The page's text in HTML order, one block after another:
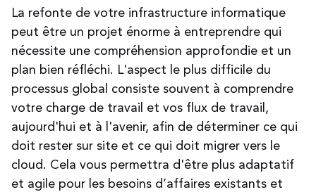
La refonte de votre infrastructure informatique
peut être un projet énorme à entreprendre qui
nécessite une compréhension approfondie et un
plan bien réfléchi. L'aspect le plus difficile du
processus global consiste souvent à comprendre
votre charge de travail et vos flux de travail,
aujourd'hui et à l'avenir, afin de déterminer ce qui
doit rester sur site et ce qui doit migrer vers le
cloud. Cela vous permettra d'être plus adaptatif
et agile pour les besoins d’affaires existants et